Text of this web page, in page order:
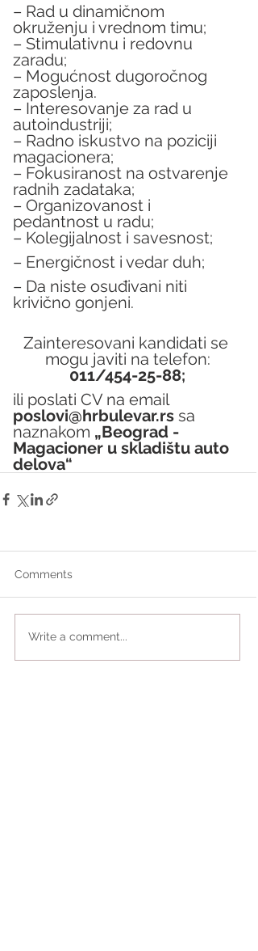
– Rad u dinamičnom
okruženju i vrednom timu;
– Stimulativnu i redovnu
zaradu;
– Mogućnost dugoročnog
zaposlenja.
– Interesovanje za rad u
autoindustriji;
– Radno iskustvo na poziciji
magacionera;
– Fokusiranost na ostvarenje
radnih zadataka;
– Organizovanost i
pedantnost u radu;
– Kolegijalnost i savesnost;
– Energičnost i vedar duh;
– Da niste osuđivani niti
krivično gonjeni.
Zainteresovani kandidati se
mogu javiti na telefon:
011/454-25-88;
ili poslati CV na email
poslovi@hrbulevar.rs sa
naznakom „Beograd -
Magacioner u skladištu auto
delova“
Comments
Write a comment...